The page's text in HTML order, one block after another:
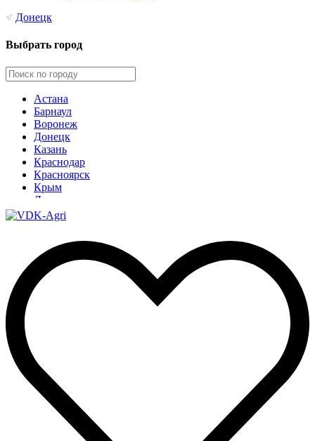
Донецк
Выбрать город
Астана
Барнаул
Воронеж
Донецк
Казань
Краснодар
Красноярск
Крым
Луганск
Москва
Нижний Новгород
Омск
Павлодар
Ростов
Ростов-на-Дону
Узбекистан
Ульяновск
Ярославль